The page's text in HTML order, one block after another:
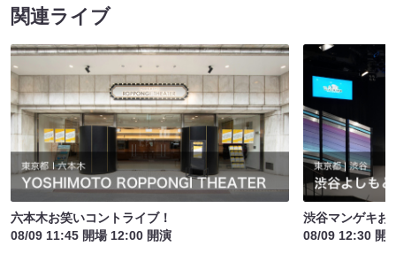
関連ライブ
六本木お笑いコントライブ！
08/09 11:45 開場 12:00 開演
渋谷マンゲキ
08/09 12:30 開